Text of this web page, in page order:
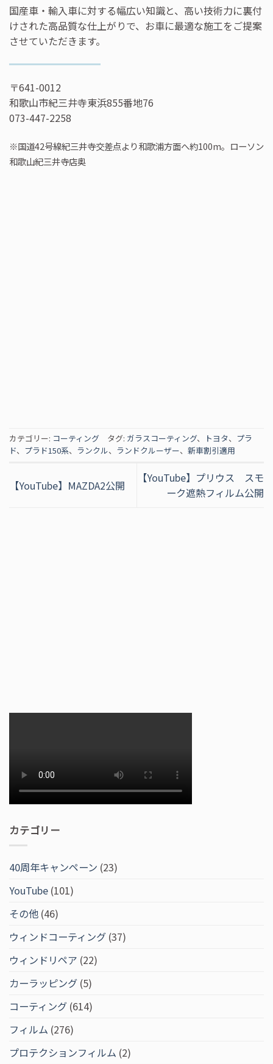
国産車・輸入車に対する幅広い知識と、高い技術力に裏付
けされた高品質な仕上がりで、お車に最適な施工をご提案
させていただきます。
〒641-0012
和歌山市紀三井寺東浜855番地76
073-447-2258
※国道42号線紀三井寺交差点より和歌浦方面へ約100m。ローソン
和歌山紀三井寺店奥
カテゴリー: コーティング タグ: ガラスコーティング、 トヨタ、 プラ
ド、 プラド150系、 ランクル、 ランドクルーザー、 新車割引適用
【YouTube】MAZDA2公開
【YouTube】プリウス スモ
ーク遮熱フィルム公開
カテゴリー
40周年キャンペーン (23)
YouTube (101)
その他 (46)
ウィンドコーティング (37)
ウィンドリペア (22)
カーラッピング (5)
コーティング (614)
フィルム (276)
プロテクションフィルム (2)